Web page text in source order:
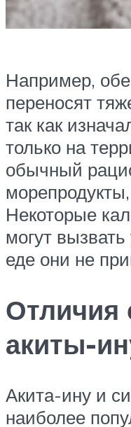
Например,
переносят
так как
только на
обычный
Некоторые
могут
еде они не
Отличия
акиты-
Акита-ину и
наиболее